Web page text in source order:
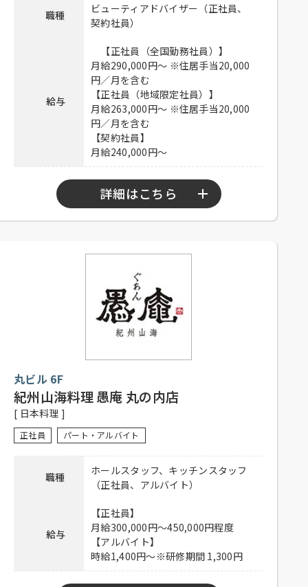
職種
ビューティアドバイザー（正社員、
契約社員）
給与
【正社員（全国勤務社員）】
月給290,000円～ ※住居手当20,000
円／月を含む
【正社員（地域限定社員）】
月給263,000円～ ※住居手当20,000
円／月を含む
【契約社員】
月給240,000円～
詳細はこちら
※時短勤務制度あり（勤務時間は110～150時間
／月 から選択可能）
※1か月単位の変形労働時間制
子育てが事由の場合、お子様が高校卒業まで適
待遇
有り、社保完備、制服貸与、社内割引有り、子
ども手当あり（高校卒業（相当）までのお子様
（上限50,000円／月）
応募方法
下記URLよりご応募ください。
https://hrmos.co/pages/shiro/jobs/0001360
0120-275-606 担当：人事採用グループ
丸ビル 6F
紀州山海料理 愚庵 丸の内店
[ 日本料理 ]
正社員 パート・アルバイト
職種
ホールスタッフ、キッチンスタッフ
（正社員、アルバイト）
給与
【正社員】
月給300,000円～450,000円程度
【アルバイト】
時給1,400円～※研修期間 1,300円